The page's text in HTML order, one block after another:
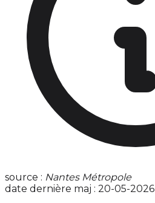
source : Nantes Métropole
date dernière maj : 20-05-2026